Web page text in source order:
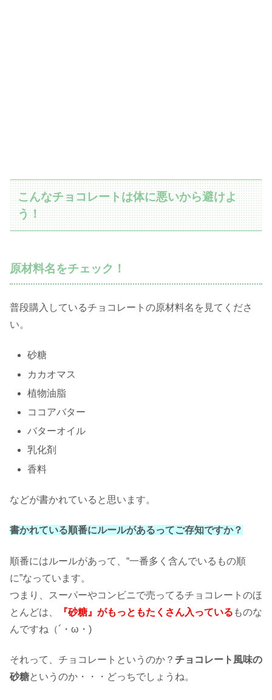
こんなチョコレートは体に悪いから避けよ
う！
原材料名をチェック！
普段購入しているチョコレートの原材料名を見てくださ
い。
砂糖
カカオマス
植物油脂
ココアバター
バターオイル
乳化剤
香料
などが書かれていると思います。
書かれている順番にルールがあるってご存知ですか？
順番にはルールがあって、“一番多く含んでいるもの順
に”なっています。
つまり、スーパーやコンビニで売ってるチョコレートのほ
とんどは、
『砂糖』がもっともたくさん入っている ものな
んですね（´・ω・)
それって、チョコレートというのか？ チョコレート風味の
砂糖というのか・・・どっちでしょうね。